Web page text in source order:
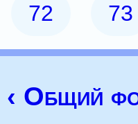
72 73
‹ Общий